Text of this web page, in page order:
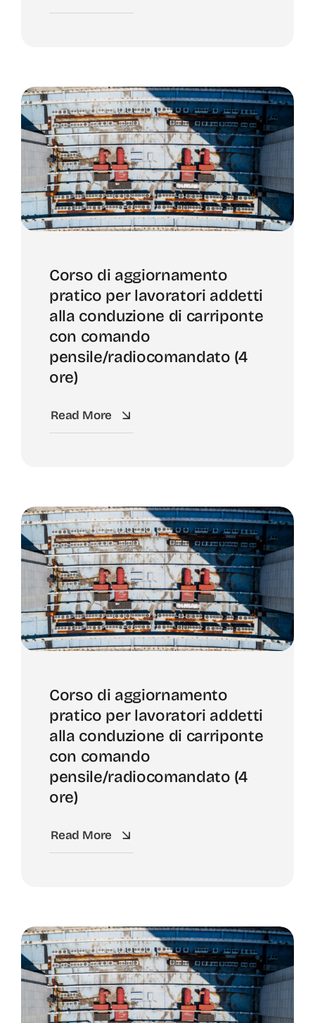
Corso di aggiornamento
pratico per lavoratori addetti
alla conduzione di carriponte
con comando
pensile/radiocomandato (4
ore)
Read More
Corso di aggiornamento
pratico per lavoratori addetti
alla conduzione di carriponte
con comando
pensile/radiocomandato (4
ore)
Read More